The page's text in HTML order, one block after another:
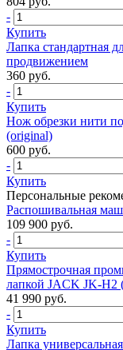
-
Купить
Лапка стандартная
продвижением
360 руб.
-
Купить
Нож обрезки нити
(original)
600 руб.
-
Купить
Персональные
Распошивальная
109 900 руб.
-
Купить
Прямострочная
лапкой JACK JK-Н2
41 990 руб.
-
Купить
Лапка